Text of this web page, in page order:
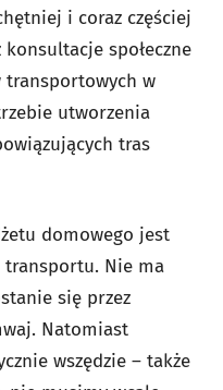
i coraz częściej
społeczne
transportowych w
utworzenia
tras
domowego jest
transportu. Nie ma
się przez
Natomiast
wszędzie – także